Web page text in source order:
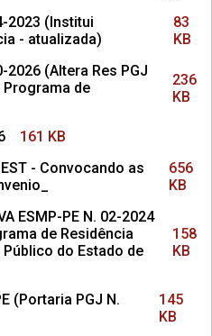
2023 (Institui
- atualizada)
83
KB
2026 (Altera Res PGJ
Programa de
236
KB
161 KB
- Convocando as
656
KB
ESMP-PE N. 02-2024
de Residência
do Estado de
158
KB
(Portaria PGJ N.
145
KB